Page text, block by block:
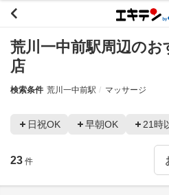
荒川一中前駅周辺の
店
検索条件 荒川一中前駅 マッサージ
日祝OK 早朝OK 21時
23 件